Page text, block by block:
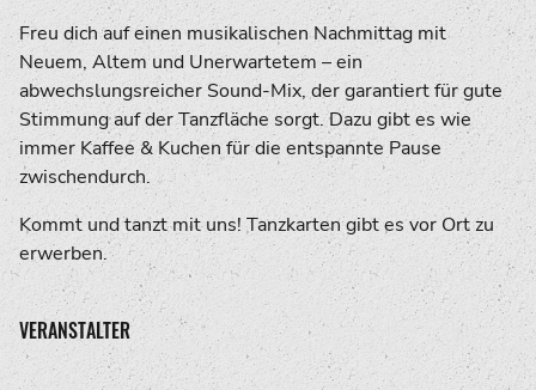
Freu dich auf einen musikalischen Nachmittag mit
Neuem, Altem und Unerwartetem – ein
abwechslungsreicher Sound-Mix, der garantiert für gute
Stimmung auf der Tanzfläche sorgt. Dazu gibt es wie
immer Kaffee & Kuchen für die entspannte Pause
zwischendurch.
Kommt und tanzt mit uns! Tanzkarten gibt es vor Ort zu
erwerben.
VERANSTALTER